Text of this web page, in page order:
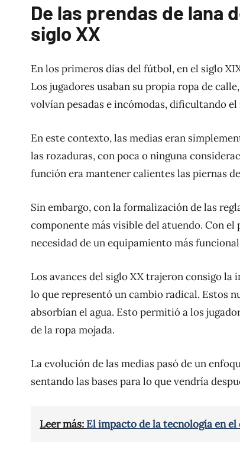
De las prendas de lana
siglo XX
En los primeros días del fútbol, en el siglo
Los jugadores usaban su propia ropa de
volvían pesadas e incómodas, dificultando
En este contexto, las medias eran
las rozaduras, con poca o ninguna
función era mantener calientes las piernas
Sin embargo, con la formalización de las
componente más visible del atuendo. Con el
necesidad de un equipamiento más
Los avances del siglo XX trajeron consigo
lo que representó un cambio radical. Estos
absorbían el agua. Esto permitió a los
de la ropa mojada.
La evolución de las medias pasó de un
sentando las bases para lo que vendría
Leer más: El impacto de la tecnología en